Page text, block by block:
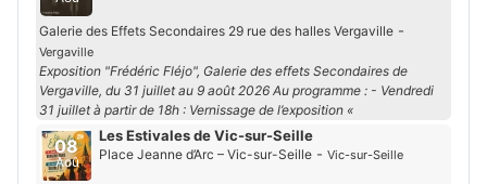
Galerie des Effets Secondaires 29 rue des halles Vergaville -
Vergaville
Exposition "Frédéric Fléjo", Galerie des effets Secondaires de
Vergaville, du 31 juillet au 9 août 2026 Au programme : - Vendredi
31 juillet à partir de 18h : Vernissage de l’exposition «
08
Aoû
Les Estivales de Vic-sur-Seille
Place Jeanne d’Arc – Vic-sur-Seille - Vic-sur-Seille